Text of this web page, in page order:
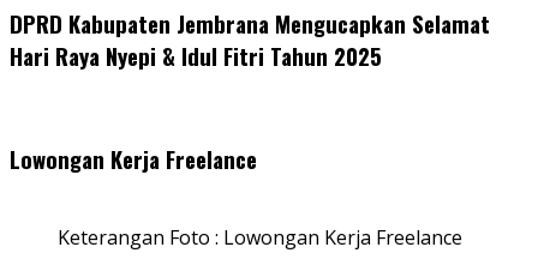
DPRD Kabupaten Jembrana Mengucapkan Selamat
Hari Raya Nyepi & Idul Fitri Tahun 2025
Lowongan Kerja Freelance
Keterangan Foto : Lowongan Kerja Freelance